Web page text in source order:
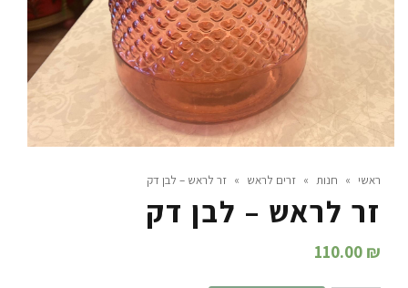
ראשי » חנות » זרים לראש » זר לראש – לבן דק
זר לראש – לבן דק
110.00 ₪